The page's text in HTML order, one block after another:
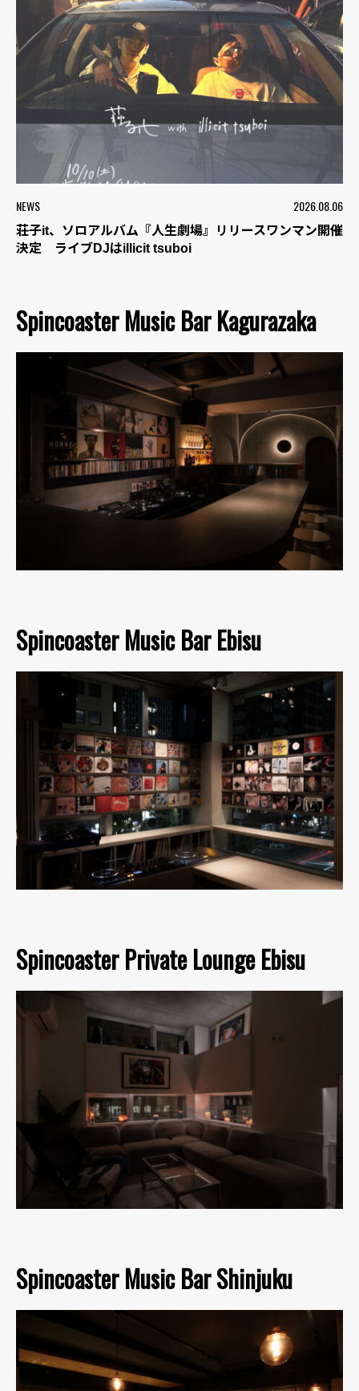
NEWS 2026.08.06
荘子it、ソロアルバム『人生劇場』リリースワンマン開催
決定 ライブDJはillicit tsuboi
Spincoaster Music Bar Kagurazaka
Spincoaster Music Bar Ebisu
Spincoaster Private Lounge Ebisu
Spincoaster Music Bar Shinjuku